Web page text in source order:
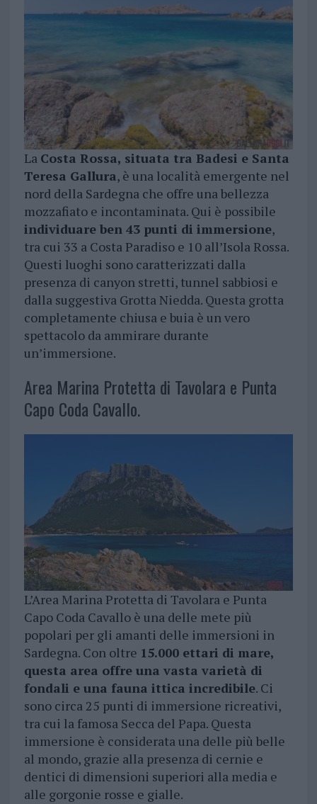
La Costa Rossa, situata tra Badesi e Santa
Teresa Gallura, è una località emergente nel
nord della Sardegna che offre una bellezza
mozzafiato e incontaminata. Qui è possibile
individuare ben 43 punti di immersione,
tra cui 33 a Costa Paradiso e 10 all’Isola Rossa.
Questi luoghi sono caratterizzati dalla
presenza di canyon stretti, tunnel sabbiosi e
dalla suggestiva Grotta Niedda. Questa grotta
completamente chiusa e buia è un vero
spettacolo da ammirare durante
un’immersione.
Area Marina Protetta di Tavolara e Punta
Capo Coda Cavallo.
L’Area Marina Protetta di Tavolara e Punta
Capo Coda Cavallo è una delle mete più
popolari per gli amanti delle immersioni in
Sardegna. Con oltre 15.000 ettari di mare,
questa area offre una vasta varietà di
fondali e una fauna ittica incredibile. Ci
sono circa 25 punti di immersione ricreativi,
tra cui la famosa Secca del Papa. Questa
immersione è considerata una delle più belle
al mondo, grazie alla presenza di cernie e
dentici di dimensioni superiori alla media e
alle gorgonie rosse e gialle.